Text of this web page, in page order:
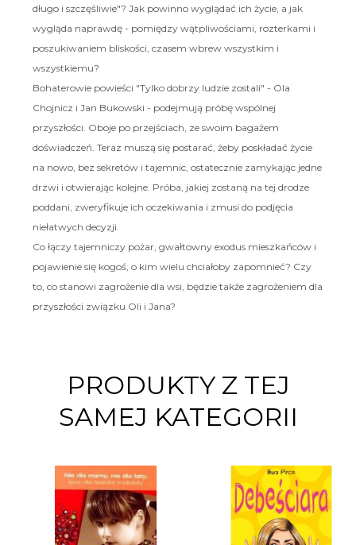
długo i szczęśliwie"? Jak powinno wyglądać ich życie, a jak
wygląda naprawdę - pomiędzy wątpliwościami, rozterkami i
poszukiwaniem bliskości, czasem wbrew wszystkim i
wszystkiemu?
Bohaterowie powieści "Tylko dobrzy ludzie zostali" - Ola
Chojnicz i Jan Bukowski - podejmują próbę wspólnej
przyszłości. Oboje po przejściach, ze swoim bagażem
doświadczeń. Teraz muszą się postarać, żeby poskładać życie
na nowo, bez sekretów i tajemnic, ostatecznie zamykając jedne
drzwi i otwierając kolejne. Próba, jakiej zostaną na tej drodze
poddani, zweryfikuje ich oczekiwania i zmusi do podjęcia
niełatwych decyzji.
Co łączy tajemniczy pożar, gwałtowny exodus mieszkańców i
pojawienie się kogoś, o kim wielu chciałoby zapomnieć? Czy
to, co stanowi zagrożenie dla wsi, będzie także zagrożeniem dla
przyszłości związku Oli i Jana?
PRODUKTY Z TEJ
SAMEJ KATEGORII